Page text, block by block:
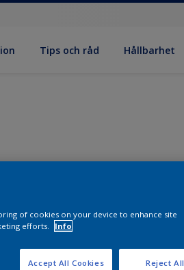
Tips och råd Hållbarhet
of cookies on your device to enhance site
efforts.
Info
Reject All
Accept All Cookies